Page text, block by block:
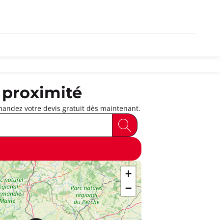
proximité
votre devis gratuit dès maintenant.
+
−